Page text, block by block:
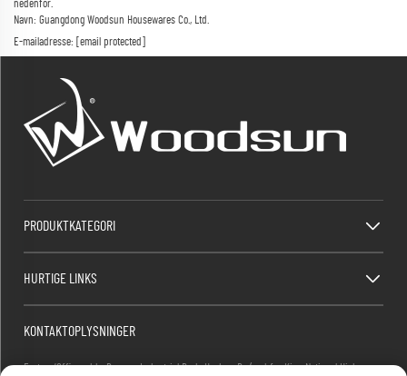
nedenfor.
Navn: Guangdong Woodsun Housewares Co., Ltd.
E-mailadresse:
[email protected]
PRODUKTKATEGORI
HURTIGE LINKS
KONTAKTOPLYSNINGER
Factory/Office add : Dawang Industrial Park, Heshan By (syd for Kina National Highway